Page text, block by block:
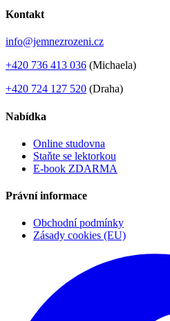
Kontakt
info@jemnezrozeni.cz
+420 736 413 036 (Michaela)
+420 724 127 520 (Draha)
Nabídka
Online studovna
Staňte se lektorkou
E-book ZDARMA
Právní informace
Obchodní podmínky
Zásady cookies (EU)